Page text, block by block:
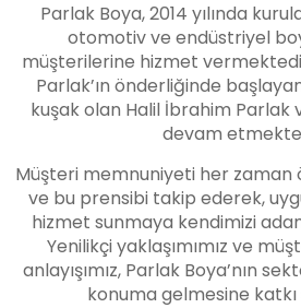
Parlak Boya, 2014 yılında
otomotiv ve endüstriyel
müşterilerine hizmet
Parlak’ın önderliğinde
kuşak olan Halil İbrahim Parlak
devam
Müşteri memnuniyeti her zaman
ve bu prensibi takip ederek,
hizmet sunmaya kendimizi
Yenilikçi yaklaşımımız ve
anlayışımız, Parlak Boya’nın
konuma gelmesine katkı